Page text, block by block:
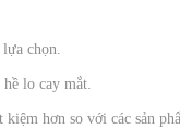
chọn.
lo cay mắt.
hơn so với các sản